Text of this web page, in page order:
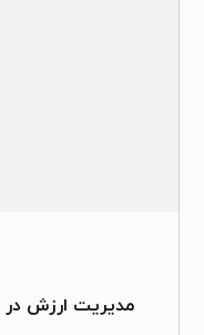
مدیریت ارزش در